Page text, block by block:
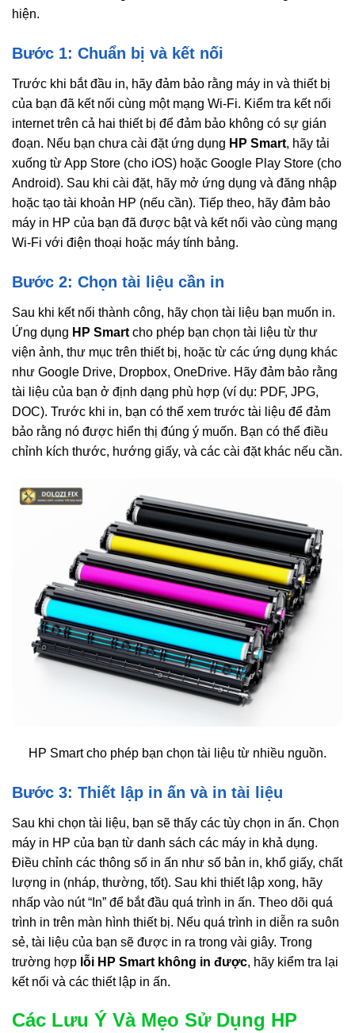
hiện.
Bước 1: Chuẩn bị và kết nối
Trước khi bắt đầu in, hãy đảm bảo rằng máy in và thiết bị
của bạn đã kết nối cùng một mạng Wi-Fi. Kiểm tra kết nối
internet trên cả hai thiết bị để đảm bảo không có sự gián
đoạn. Nếu bạn chưa cài đặt ứng dụng HP Smart, hãy tải
xuống từ App Store (cho iOS) hoặc Google Play Store (cho
Android). Sau khi cài đặt, hãy mở ứng dụng và đăng nhập
hoặc tạo tài khoản HP (nếu cần). Tiếp theo, hãy đảm bảo
máy in HP của bạn đã được bật và kết nối vào cùng mạng
Wi-Fi với điện thoại hoặc máy tính bảng.
Bước 2: Chọn tài liệu cần in
Sau khi kết nối thành công, hãy chọn tài liệu bạn muốn in.
Ứng dụng HP Smart cho phép bạn chọn tài liệu từ thư
viện ảnh, thư mục trên thiết bị, hoặc từ các ứng dụng khác
như Google Drive, Dropbox, OneDrive. Hãy đảm bảo rằng
tài liệu của bạn ở định dạng phù hợp (ví dụ: PDF, JPG,
DOC). Trước khi in, bạn có thể xem trước tài liệu để đảm
bảo rằng nó được hiển thị đúng ý muốn. Bạn có thể điều
chỉnh kích thước, hướng giấy, và các cài đặt khác nếu cần.
HP Smart cho phép bạn chọn tài liệu từ nhiều nguồn.
Bước 3: Thiết lập in ấn và in tài liệu
Sau khi chọn tài liệu, bạn sẽ thấy các tùy chọn in ấn. Chọn
máy in HP của bạn từ danh sách các máy in khả dụng.
Điều chỉnh các thông số in ấn như số bản in, khổ giấy, chất
lượng in (nháp, thường, tốt). Sau khi thiết lập xong, hãy
nhấp vào nút “In” để bắt đầu quá trình in ấn. Theo dõi quá
trình in trên màn hình thiết bị. Nếu quá trình in diễn ra suôn
sẻ, tài liệu của bạn sẽ được in ra trong vài giây. Trong
trường hợp lỗi HP Smart không in được, hãy kiểm tra lại
kết nối và các thiết lập in ấn.
Các Lưu Ý Và Mẹo Sử Dụng HP